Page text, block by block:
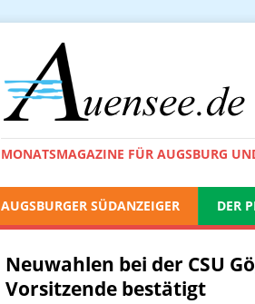
MONATSMAGAZINE FÜR AUGSBURG
AUGSBURGER SÜDANZEIGER DER
Neuwahlen bei der CSU
Vorsitzende bestätigt